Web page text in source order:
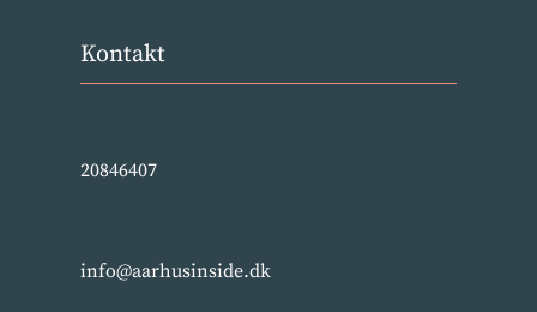
Kontakt
20846407
info@aarhusinside.dk